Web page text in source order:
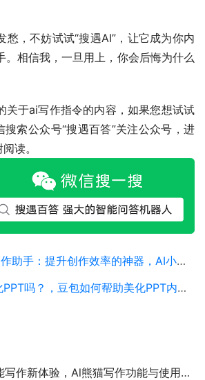
愁，不妨试试“搜遇AI”，让它成为你内
。相信我，一旦用上，你会后悔为什么
关于ai写作指令的内容，如果您想试试
索公众号“搜遇百答”关注公众号，进
读。
提升创作效率的神器，AI小说写作助手如何改变现代作家的创作方式
吗？，豆包如何帮助美化PPT内容和设计
作新体验，Al熊猫写作功能与使用教程